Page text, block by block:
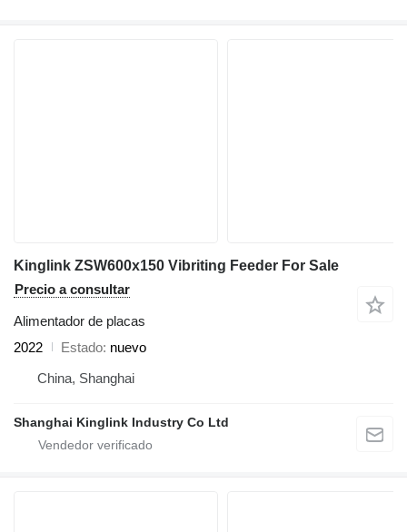
Kinglink ZSW600x150 Vibriting Feeder For Sale
Precio a consultar
Alimentador de placas
2022
Estado nuevo
China, Shanghai
Shanghai Kinglink Industry Co Ltd